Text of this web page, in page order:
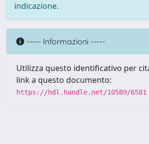
indicazione.
----- Informazioni -----
Utilizza questo identificativo per
link a questo documento:
https://hdl.handle.net/10589/6581